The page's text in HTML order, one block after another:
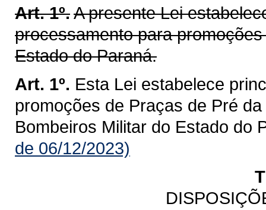
Art. 1º.A presente Lei
processamento para
Estado do Paraná.
Art. 1º. Esta Lei estabelece
promoções de Praças de Pré
Bombeiros Militar do Estado do
de 06/12/2023)